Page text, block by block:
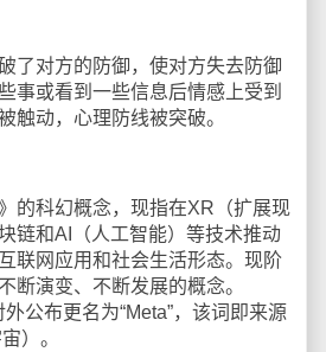
对方的防御，使对方失去防御
事或看到一些信息后情感上受到
触动，心理防线被突破。
科幻概念，现指在XR（扩展现
链和AI（人工智能）等技术推动
联网应用和社会生活形态。现阶
断演变、不断发展的概念。
公布更名为“Meta”，该词即来源
）。